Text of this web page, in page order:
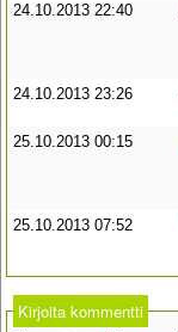
24.10.2013 22:40
24.10.2013 23:26
25.10.2013 00:15
25.10.2013 07:52
Kirjoita kommentti